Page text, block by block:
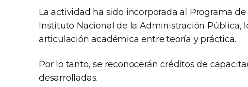
La actividad ha sido incorporada al Programa
Instituto Nacional de la Administración Pública,
articulación académica entre teoría y práctica.
Por lo tanto, se reconocerán créditos de
desarrolladas.